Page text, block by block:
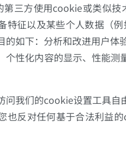
肩MRI
MRI
优质会员
MRI
优质会员
第三方使用cookie或类似
特征以及某些个人数据（
的如下：分析和改进用户
个性化内容的显示、性能测
问我们的cookie设置工具
也反对任何基于合法利益